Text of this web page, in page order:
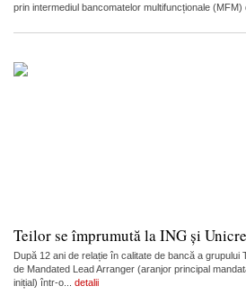
prin intermediul bancomatelor multifuncționale (MFM)
Teilor se împrumută la ING și
După 12 ani de relație în calitate de bancă a grupului
de Mandated Lead Arranger (aranjor principal
inițial) într-o... detalii